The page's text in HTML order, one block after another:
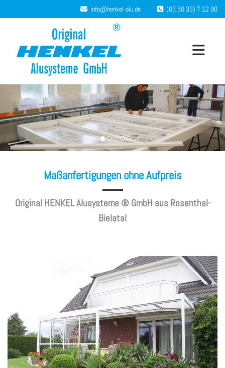
 info@henkel-alu.de  (03 50 33) 7 12 90
Maßanfertigungen ohne Aufpreis
Original HENKEL Alusysteme ® GmbH aus Rosenthal-
Bielatal